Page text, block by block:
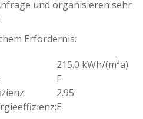
und organisieren sehr
Erfordernis:
215.0 kWh/(m²a)
F
2.95
E